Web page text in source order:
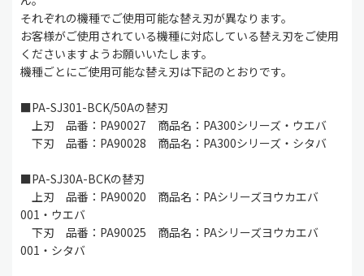
それぞれの機種でご使用可能な替え刃が異なります。
お客様がご使用されている機種に対応している替え刃をご使用
くださいますようお願いいたします。
機種ごとにご使用可能な替え刃は下記のとおりです。
■PA-SJ301-BCK/50Aの替刃
上刃 品番：PA90027 商品名：PA300シリーズ・ウエバ
下刃 品番：PA90028 商品名：PA300シリーズ・シタバ
■PA-SJ30A-BCKの替刃
上刃 品番：PA90020 商品名：PAシリーズヨウカエバ
001・ウエバ
下刃 品番：PA90025 商品名：PAシリーズヨウカエバ
001・シタバ